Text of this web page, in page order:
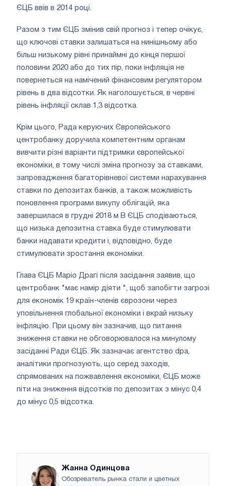
ЄЦБ ввів в 2014 році.
Разом з тим ЄЦБ змінив свій прогноз і тепер очікує,
що ключові ставки залишаться на нинішньому або
більш низькому рівні принаймні до кінця першої
половини 2020 або до тих пір, поки інфляція не
повернеться на намічений фінансовим регулятором
рівень в два відсотки. Як наголошується, в червні
рівень інфляції склав 1,3 відсотка.
Крім цього, Рада керуючих Європейського
центробанку доручила компетентним органам
вивчити різні варіанти підтримки європейської
економіки, в тому числі зміна прогнозу за ставками,
запровадження багаторівневої системи нарахування
ставки по депозитах банків, а також можливість
поновлення програми викупу облігацій, яка
завершилася в грудні 2018 м В ЄЦБ сподіваються,
що низька депозитна ставка буде стимулювати
банки надавати кредити і, відповідно, буде
стимулювати зростання економіки.
Глава ЄЦБ Маріо Драгі після засідання заявив, що
центробанк "має намір діяти ", щоб запобігти загрозі
для економік 19 країн-членів єврозони через
уповільнення глобальної економіки і вкрай низьку
інфляцію. При цьому він зазначив, що питання
зниження ставки не обговорювалося на минулому
засіданні Ради ЄЦБ. Як зазначає агентство dpa,
аналітики прогнозують, що серед заходів,
спрямованих на пожвавлення економіки, ЄЦБ може
піти на зниження відсотків по депозитах з мінус 0,4
до мінус 0,5 відсотка.
Жанна Одинцова
Обозреватель рынка стали и цветных